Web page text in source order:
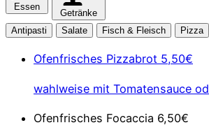
Essen
Getränke
Antipasti
Salate Fisch & Fleisch Pizza
Ofenfrisches Pizzabrot 5,50€
wahlweise mit Tomatensauce
Ofenfrisches Focaccia 6,50€